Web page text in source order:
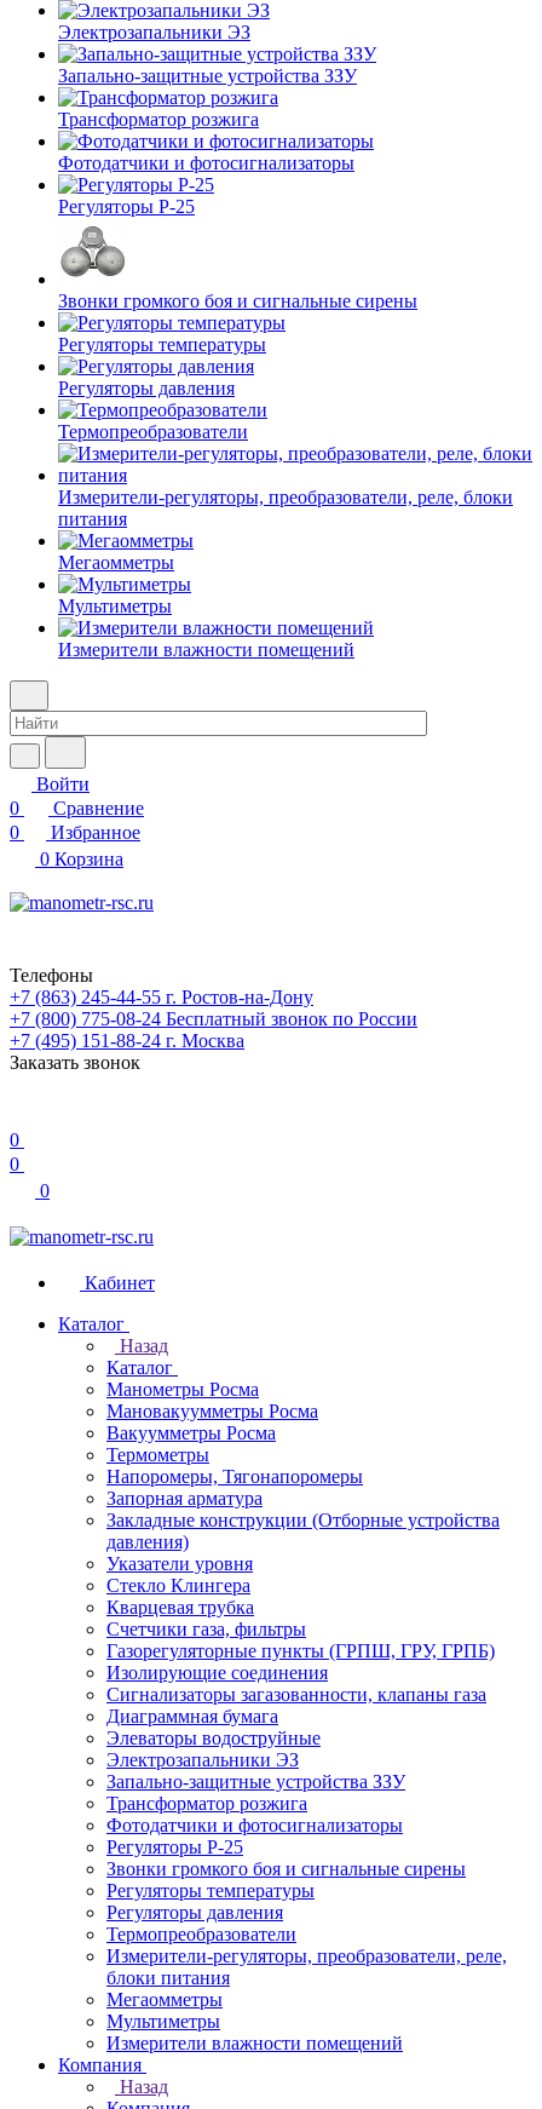
Электрозапальники ЭЗ
Запально-защитные устройства ЗЗУ
Трансформатор розжига
Фотодатчики и фотосигнализаторы
Регуляторы Р-25
Звонки громкого боя и сигнальные сирены
Регуляторы температуры
Регуляторы давления
Термопреобразователи
Измерители-регуляторы, преобразователи, реле, блоки
питания
Мегаомметры
Мультиметры
Измерители влажности помещений
Войти
0
Сравнение
0
Избранное
0 Корзина
Телефоны
+7 (863) 245-44-55 г. Ростов-на-Дону
+7 (800) 775-08-24 Бесплатный звонок по России
+7 (495) 151-88-24 г. Москва
Заказать звонок
0
0
0
Кабинет
Каталог
Назад
Каталог
Манометры Росма
Мановакуумметры Росма
Вакуумметры Росма
Термометры
Напоромеры, Тягонапоромеры
Запорная арматура
Закладные конструкции (Отборные устройства
давления)
Указатели уровня
Стекло Клингера
Кварцевая трубка
Счетчики газа, фильтры
Газорегуляторные пункты (ГРПШ, ГРУ, ГРПБ)
Изолирующие соединения
Сигнализаторы загазованности, клапаны газа
Диаграммная бумага
Элеваторы водоструйные
Электрозапальники ЭЗ
Запально-защитные устройства ЗЗУ
Трансформатор розжига
Фотодатчики и фотосигнализаторы
Регуляторы Р-25
Звонки громкого боя и сигнальные сирены
Регуляторы температуры
Регуляторы давления
Термопреобразователи
Измерители-регуляторы, преобразователи, реле,
блоки питания
Мегаомметры
Мультиметры
Измерители влажности помещений
Компания
Назад